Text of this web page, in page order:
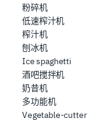
粉碎机
低速榨汁机
榨汁机
刨冰机
Ice spaghetti
酒吧搅拌机
奶昔机
多功能机
Vegetable-cutter